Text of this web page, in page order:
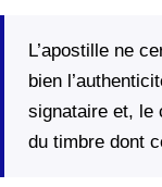
L’apostille ne
bien
signataire et, le
du timbre dont